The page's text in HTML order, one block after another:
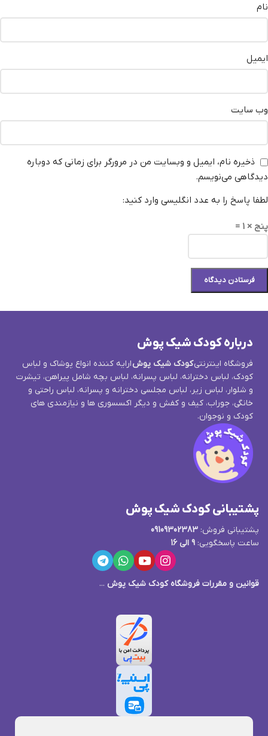
نام
ایمیل
وب‌ سایت
ذخیره نام، ایمیل و وبسایت من در مرورگر برای زمانی که دوباره
دیدگاهی می‌نویسم.
لطفا پاسخ را به عدد انگلیسی وارد کنید:
پنج × 1 =
درباره کودک شیک پوش
فروشگاه اینترنتیکودک شیک پوشارایه کننده انواع پوشاک و لباس
کودک، لباس دخترانه، لباس پسرانه، لباس بچه شامل پیراهن، تیشرت
و شلوار، لباس زیر، لباس مجلسی دخترانه و پسرانه، لباس راحتی و
خانگی، جوراب، کیف و کفش و دیگر اکسسوری ها و نیازمندی های
کودک و نوجوان.
پشتیبانی کودک شیک پوش
پشتیبانی فروش: 09109302383
ساعت پاسخگویی: 9 الی 16
قوانین و مقررات فروشگاه کودک شیک پوش ...